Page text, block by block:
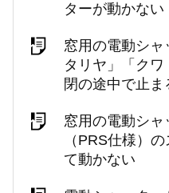
ターが動かない
窓用の電動シャ
タリヤ」「ク
閉の途中で止ま
窓用の電動シャ
（PRS仕様）
て動かない